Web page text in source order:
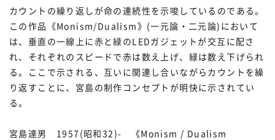
カウントの繰り返しが命の連続性を示唆しているのである。
この作品《Monism/Dualism》(一元論・二元論)において
は、垂直の一線上に赤と緑のLEDガジェットが交互に配さ
れ、それぞれのスピードで赤は数え上げ、緑は数え下げられ
る。ここで示される、互いに関連し合いながらカウントを繰
り返すことに、宮島の制作コンセプトが明快に示されてい
る。
宮島達男 1957(昭和32)- 《Monism / Dualism